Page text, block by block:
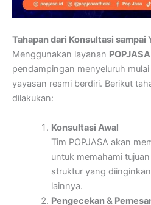
Tahapan dari Konsultasi sampai
Menggunakan layanan POPJASA
pendampingan menyeluruh
yayasan resmi berdiri. Berikut
dilakukan:
Konsultasi Awal
Tim POPJASA akan
untuk memahami
struktur yang
lainnya.
Pengecekan &